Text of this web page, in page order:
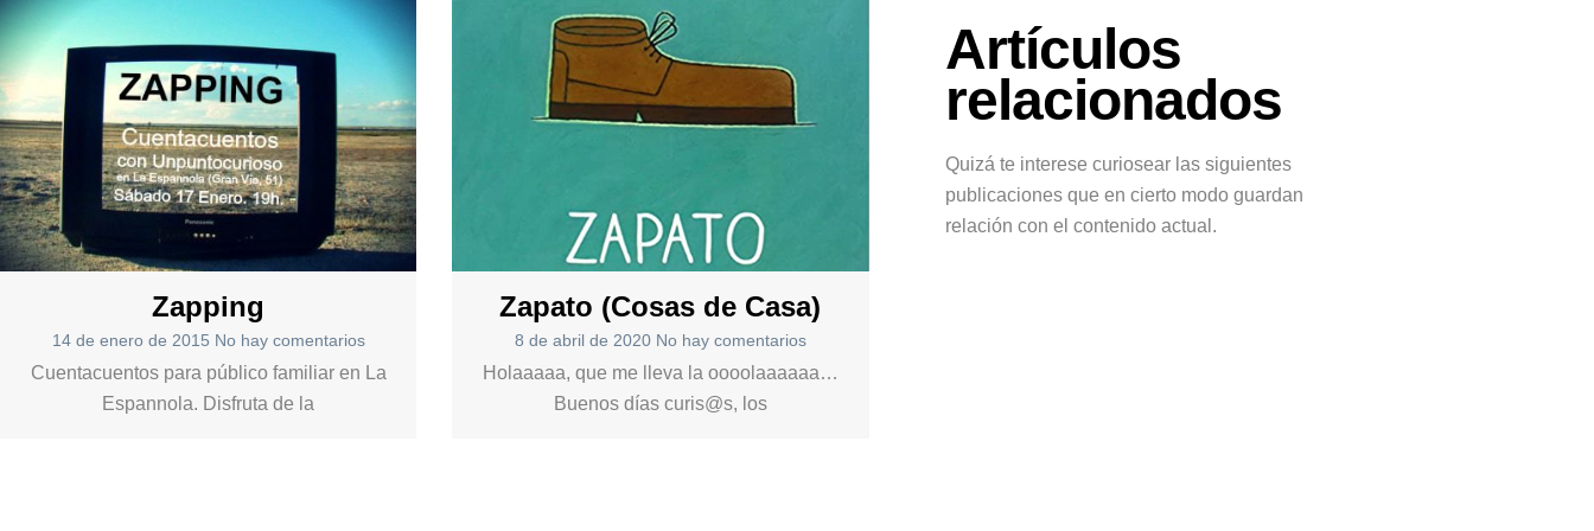
Zapping
14 de enero de 2015 No hay comentarios
Cuentacuentos para público familiar en La
Espannola. Disfruta de la
Zapato (Cosas de Casa)
8 de abril de 2020 No hay comentarios
Holaaaaa, que me lleva la oooolaaaaaa…
Buenos días curis@s, los
Artículos
relacionados
Quizá te interese curiosear las siguientes
publicaciones que en cierto modo guardan
relación con el contenido actual.